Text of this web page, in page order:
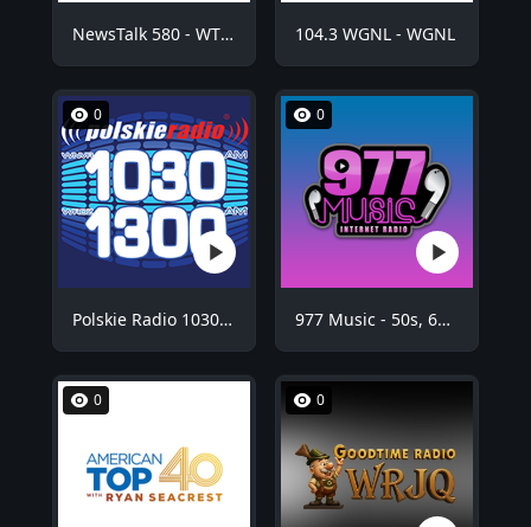
NewsTalk 580 - WTCM 104.3 WGNL - WGNL
0
Polskie Radio 1030 Chicago - WNVR
0
977 Music - 50s, 60s Hits
0 0